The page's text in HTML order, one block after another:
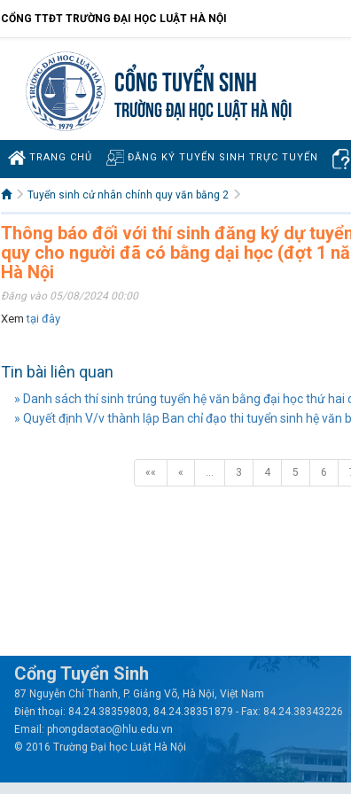
CỔNG TTĐT TRƯỜNG ĐẠI HỌC LUẬT HÀ NỘI
Cổng tuyển sinh
TRƯỜNG ĐẠI HỌC LUẬT HÀ NỘI
TRANG CHỦ ĐĂNG KÝ TUYỂN SINH TRỰC TUYẾN
Tuyển sinh cử nhân chính quy văn bằng 2
Thông báo đối với thí sinh đăng ký dự
quy cho người đã có bằng dại học (đợt 1
Hà Nội
Đăng vào 05/08/2024 00:00
Xemtại đây
Tin bài liên quan
» Danh sách thí sinh trúng tuyển hệ văn bằng đại học thứ hai
» Quyết định V/v thành lập Ban chỉ đạo thi tuyển sinh hệ văn
«« « … 3 4 5 6
Cổng Tuyển Sinh
87 Nguyễn Chí Thanh, P. Giảng Võ, Hà Nội, Việt Nam
Điện thoại: 84.24.38359803, 84.24.38351879 - Fax: 84.24.38343226
Email: phongdaotao@hlu.edu.vn
© 2016 Trường Đại học Luật Hà Nội